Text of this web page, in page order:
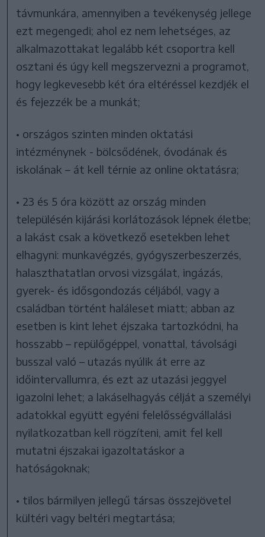
távmunkára, amennyiben a tevékenység jellege
ezt megengedi; ahol ez nem lehetséges, az
alkalmazottakat legalább két csoportra kell
osztani és úgy kell megszervezni a programot,
hogy legkevesebb két óra eltéréssel kezdjék el
és fejezzék be a munkát;
• országos szinten minden oktatási
intézménynek - bölcsődének, óvodának és
iskolának – át kell térnie az online oktatásra;
• 23 és 5 óra között az ország minden
településén kijárási korlátozások lépnek életbe;
a lakást csak a következő esetekben lehet
elhagyni: munkavégzés, gyógyszerbeszerzés,
halaszthatatlan orvosi vizsgálat, ingázás,
gyerek- és idősgondozás céljából, vagy a
családban történt haláleset miatt; abban az
esetben is kint lehet éjszaka tartozkódni, ha
hosszabb – repülőgéppel, vonattal, távolsági
busszal való – utazás nyúlik át erre az
időintervallumra, és ezt az utazási jeggyel
igazolni lehet; a lakáselhagyás célját a személyi
adatokkal együtt egyéni felelősségvállalási
nyilatkozatban kell rögzíteni, amit fel kell
mutatni éjszakai igazoltatáskor a
hatóságoknak;
• tilos bármilyen jellegű társas összejövetel
kültéri vagy beltéri megtartása;